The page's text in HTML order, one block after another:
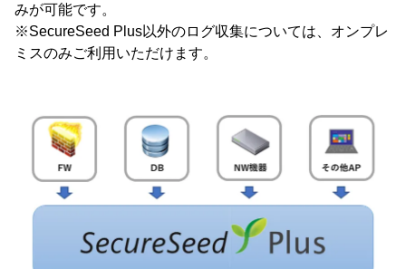
みが可能です。
※SecureSeed Plus以外のログ収集については、オンプレ
ミスのみご利用いただけます。